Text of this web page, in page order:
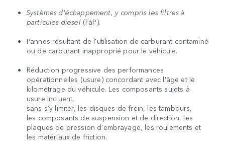
Systèmes d'échappement, y compris les filtres à
particules diesel(FàP).
Pannes résultant de l'utilisation de carburant contaminé
ou de carburant inapproprié pour le véhicule.
Réduction progressive des performances
opérationnelles (usure) concordant avec l'âge et le
kilométrage du véhicule. Les composants sujets à
usure incluent,
sans s'y limiter, les disques de frein, les tambours,
les composants de suspension et de direction, les
plaques de pression d'embrayage, les roulements et
les matériaux de friction.